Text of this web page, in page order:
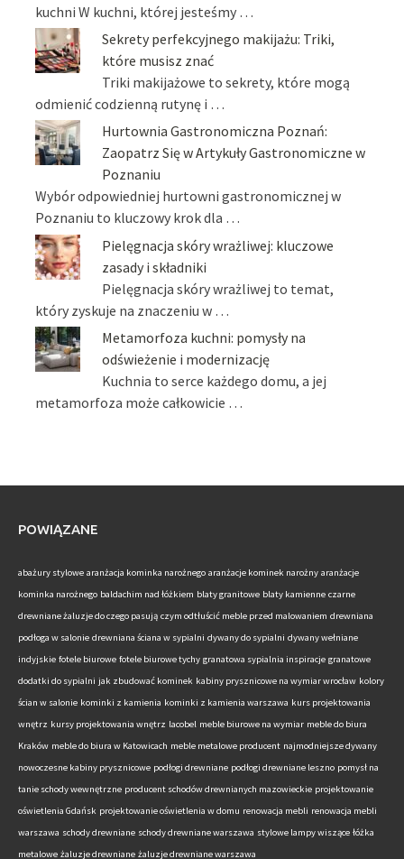
kuchni W kuchni, której jesteśmy …
Sekrety perfekcyjnego makijażu: Triki,
które musisz znać
Triki makijażowe to sekrety, które mogą
odmienić codzienną rutynę i …
Hurtownia Gastronomiczna Poznań:
Zaopatrz Się w Artykuły Gastronomiczne w
Poznaniu
Wybór odpowiedniej hurtowni gastronomicznej w
Poznaniu to kluczowy krok dla …
Pielęgnacja skóry wrażliwej: kluczowe
zasady i składniki
Pielęgnacja skóry wrażliwej to temat,
który zyskuje na znaczeniu w …
Metamorfoza kuchni: pomysły na
odświeżenie i modernizację
Kuchnia to serce każdego domu, a jej
metamorfoza może całkowicie …
POWIĄZANE
abażury stylowe aranżacja kominka narożnego aranżacje kominek narożny aranżacje
kominka narożnego baldachim nad łóżkiem blaty granitowe blaty kamienne czarne
drewniane żaluzje do czego pasują czym odtłuścić meble przed malowaniem drewniana
podłoga w salonie drewniana ściana w sypialni dywany do sypialni dywany wełniane
indyjskie fotele biurowe fotele biurowe tychy granatowa sypialnia inspiracje granatowe
dodatki do sypialni jak zbudować kominek kabiny prysznicowe na wymiar wrocław kolory
ścian w salonie kominki z kamienia kominki z kamienia warszawa kurs projektowania
wnętrz kursy projektowania wnętrz lacobel meble biurowe na wymiar meble do biura
Kraków meble do biura w Katowicach meble metalowe producent najmodniejsze dywany
nowoczesne kabiny prysznicowe podłogi drewniane podłogi drewniane leszno pomysł na
tanie schody wewnętrzne producent schodów drewnianych mazowieckie projektowanie
oświetlenia Gdańsk projektowanie oświetlenia w domu renowacja mebli renowacja mebli
warszawa schody drewniane schody drewniane warszawa stylowe lampy wiszące łóżka
metalowe żaluzje drewniane żaluzje drewniane warszawa